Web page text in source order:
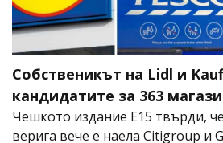
Собственикът на Lidl и
кандидатите за 363
Чешкото издание E15 твърди,
верига вече е наела Citigroup и